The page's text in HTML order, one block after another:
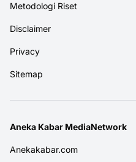
Metodologi Riset
Disclaimer
Privacy
Sitemap
Aneka Kabar MediaNetwork
Anekakabar.com